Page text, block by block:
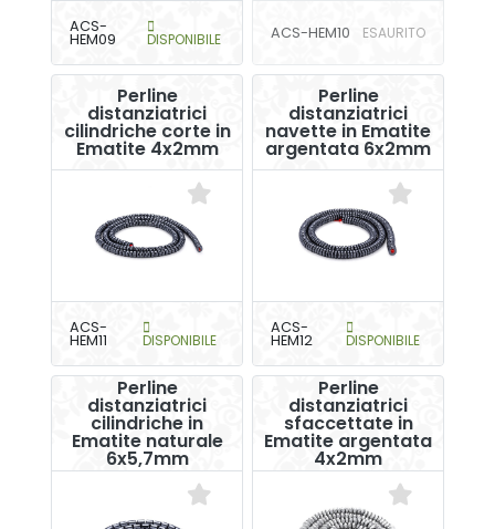
ACS-
HEM09 DISPONIBILE ACS-HEM10 ESAURITO
Perline
distanziatrici
cilindriche corte in
Ematite 4x2mm
ACS-
HEM11 DISPONIBILE
Perline
distanziatrici
navette in Ematite
argentata 6x2mm
ACS-
HEM12 DISPONIBILE
Perline
distanziatrici
cilindriche in
Ematite naturale
6x5,7mm
Perline
distanziatrici
sfaccettate in
Ematite argentata
4x2mm